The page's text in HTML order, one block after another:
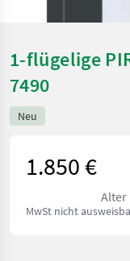
1-flügelige
7490
Neu
1.850 €
Alter
MwSt nicht